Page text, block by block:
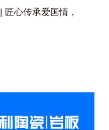
匠心传承爱国情，